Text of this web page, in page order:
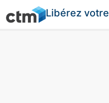
Libérez votre